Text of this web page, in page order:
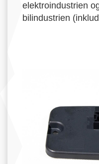
elektroindustrien
bilindustrien